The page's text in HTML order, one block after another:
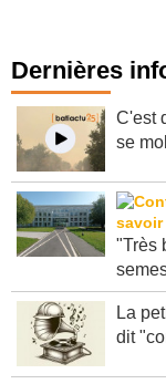
Dernières
C'est
se
"Très
La
dit